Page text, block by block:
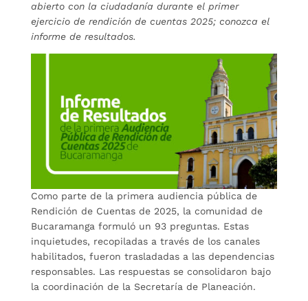
abierto con la ciudadanía durante el primer
ejercicio de rendición de cuentas 2025; conozca el
informe de resultados.
Como parte de la primera audiencia pública de
Rendición de Cuentas de 2025, la comunidad de
Bucaramanga formuló un 93 preguntas. Estas
inquietudes, recopiladas a través de los canales
habilitados, fueron trasladadas a las dependencias
responsables. Las respuestas se consolidaron bajo
la coordinación de la Secretaría de Planeación.